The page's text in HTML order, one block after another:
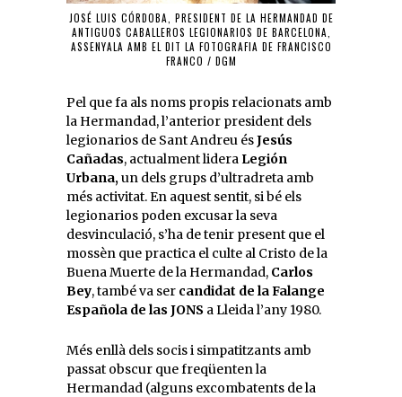
JOSÉ LUIS CÓRDOBA, PRESIDENT DE LA HERMANDAD DE
ANTIGUOS CABALLEROS LEGIONARIOS DE BARCELONA,
ASSENYALA AMB EL DIT LA FOTOGRAFIA DE FRANCISCO
FRANCO / DGM
Pel que fa als noms propis relacionats amb
la Hermandad, l’anterior president dels
legionarios de Sant Andreu ésJesús
Cañadas, actualment lidera Legión
Urbana,un dels grups d’ultradreta amb
més activitat. En aquest sentit, si bé els
legionarios poden excusar la seva
desvinculació, s’ha de tenir present que el
mossèn que practica el culte al Cristo de la
Buena Muerte de la Hermandad, Carlos
Bey, també va ser candidat de la Falange
Española de las JONS a Lleida l’any 1980.
Més enllà dels socis i simpatitzants amb
passat obscur que freqüenten la
Hermandad (alguns excombatents de la